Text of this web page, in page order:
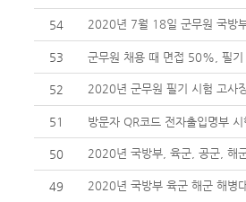
54 2020년 7월 18일 군무원 국방
53 군무원 채용 때 면접 50%, 필
52 2020년 군무원 필기 시험 고사
51 방문자 QR코드 전자출입명부 시
50 2020년 국방부, 육군, 공군, 해
49 2020년 국방부 육군 해군 해병